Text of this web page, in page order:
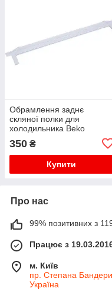
Обрамлення заднє
скляної полки для
холодильника Beko
350 ₴
Купити
Про нас
99% позитивних з
Працює з
м. Київ
пр. Степана
Україна